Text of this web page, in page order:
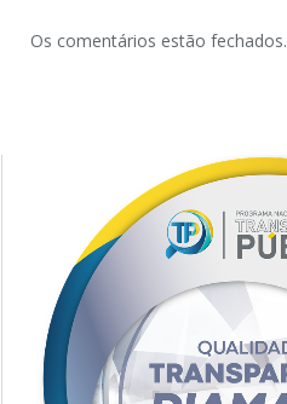
Os comentários estão fechados.